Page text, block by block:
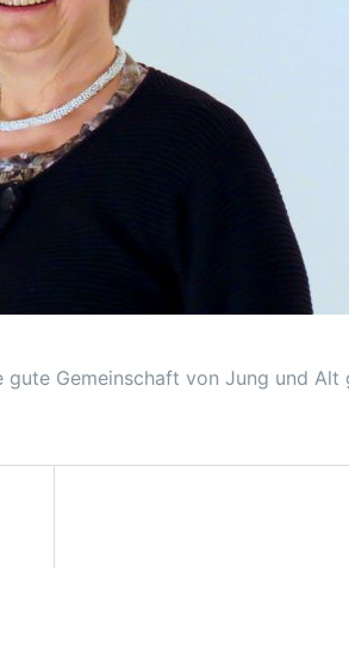
Gemeinschaft von Jung und Alt